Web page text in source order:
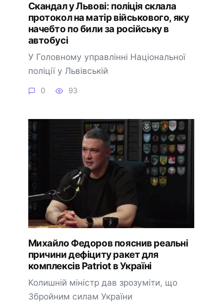
Скандал у Львові: поліція склала
протокол на матір військового, яку
начебто по били за російську в
автобусі
У Головному управлінні Національної
поліції у Львівській
0 93
Михайло Федоров пояснив реальні
причини дефіциту ракет для
комплексів Patriot в Україні
Колишній міністр дав зрозуміти, що
Збройним силам України